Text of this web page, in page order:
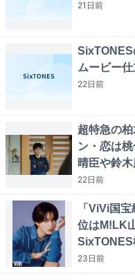
21日前
SixTONES
ムービー
22日前
超特急の
ン・恋は
晴臣や鈴
22日前
「ViVi国
位はM!LK
SixTONES
23日前